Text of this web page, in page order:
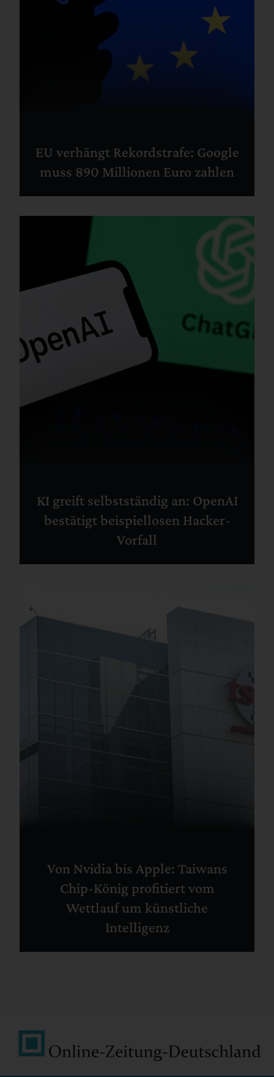
EU verhängt Rekordstrafe: Google
muss 890 Millionen Euro zahlen
KI greift selbstständig an: OpenAI
bestätigt beispiellosen Hacker-
Vorfall
Von Nvidia bis Apple: Taiwans
Chip-König profitiert vom
Wettlauf um künstliche
Intelligenz